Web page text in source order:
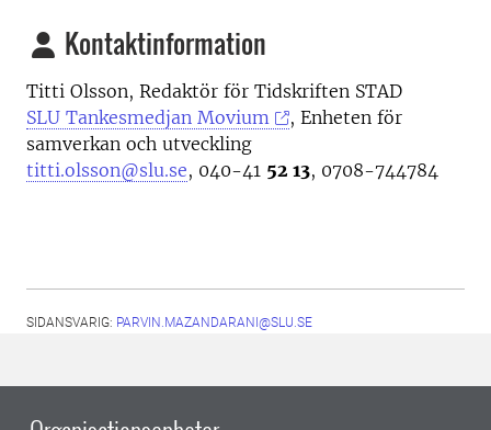
Kontaktinformation
Titti Olsson, Redaktör för Tidskriften STAD
SLU Tankesmedjan Movium
, Enheten för
samverkan och utveckling
titti.olsson@slu.se, 040-41 52 13, 0708-744784
SIDANSVARIG: PARVIN.MAZANDARANI@SLU.SE